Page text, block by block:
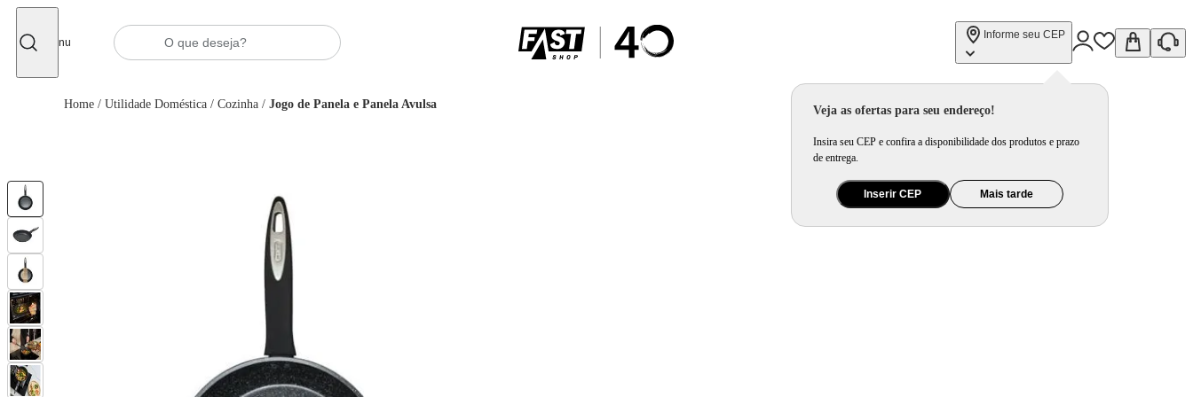
Menu
Informe seu CEP
Veja as ofertas para seu endereço!
Insira seu CEP e confira a disponibilidade dos produtos e prazo
de entrega.
Inserir CEP Mais tarde
Home / Utilidade Doméstica / Cozinha / Jogo de Panela e Panela Avulsa